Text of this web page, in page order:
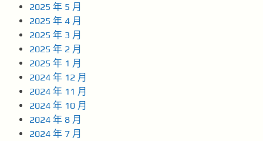
2025 年 5 月
2025 年 4 月
2025 年 3 月
2025 年 2 月
2025 年 1 月
2024 年 12 月
2024 年 11 月
2024 年 10 月
2024 年 8 月
2024 年 7 月